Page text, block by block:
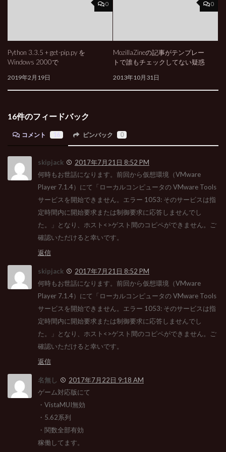
0
Python 3.3.5 + get-pip.py を
Windows 2000で
2019年2月19日
0
MozillaZineの記事がテンプレー
トで誰もチェックしてない疑惑
2013年10月31日
16件のフィードバック
コメント ピンバック 0
skipjack
2017年7月21日 8:52 PM
何時もお世話になります。前回から仮想環境（VMware
Player 7.1.4）にて「ローカルコンピュータの VMware Tools
サービスを開始できません。エラー 1053: そのサービスは指
定時間内に開始要求または制御要求に応答しませんでし
た。」となり、ホスト<>ゲスト間のコピペができません。ご
確認いただけると幸いです。
返信
skipjack
2017年7月21日 8:52 PM
何時もお世話になります。前回から仮想環境（VMware
Player 7.1.4）にて「ローカルコンピュータの VMware Tools
サービスを開始できません。エラー 1053: そのサービスは指
定時間内に開始要求または制御要求に応答しませんでし
た。」となり、ホスト<>ゲスト間のコピペができません。ご
確認いただけると幸いです。
返信
名無し
2017年7月22日 9:18 AM
ゲーム対応版にて
・VistaMUI無効
・5.62系列
・関数全部有効
稼働してます。